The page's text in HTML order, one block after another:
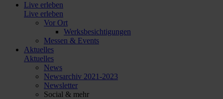
Live erleben
Live erleben
Vor Ort
Werksbesichtigungen
Messen & Events
Aktuelles
Aktuelles
News
Newsarchiv 2021-2023
Newsletter
Social & mehr